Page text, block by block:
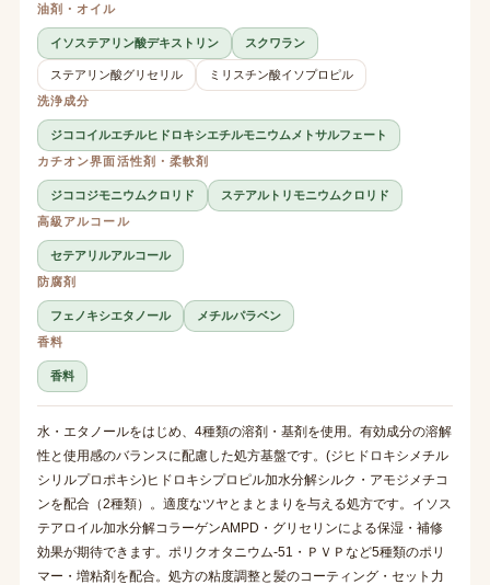
油剤・オイル
イソステアリン酸デキストリン スクワラン
ステアリン酸グリセリル
ミリスチン酸イソプロピル
洗浄成分
ジココイルエチルヒドロキシエチルモニウムメトサルフェート
カチオン界面活性剤・柔軟剤
ジココジモニウムクロリド
ステアルトリモニウムクロリド
高級アルコール
セテアリルアルコール
防腐剤
フェノキシエタノール
メチルパラベン
香料
香料
水・エタノールをはじめ、4種類の溶剤・基剤を使用。有効成分の溶解
性と使用感のバランスに配慮した処方基盤です。(ジヒドロキシメチル
シリルプロポキシ)ヒドロキシプロピル加水分解シルク・アモジメチコ
ンを配合（2種類）。適度なツヤとまとまりを与える処方です。イソス
テアロイル加水分解コラーゲンAMPD・グリセリンによる保湿・補修
効果が期待できます。ポリクオタニウム-51・ＰＶＰなど5種類のポリ
マー・増粘剤を配合。処方の粘度調整と髪のコーティング・セット力